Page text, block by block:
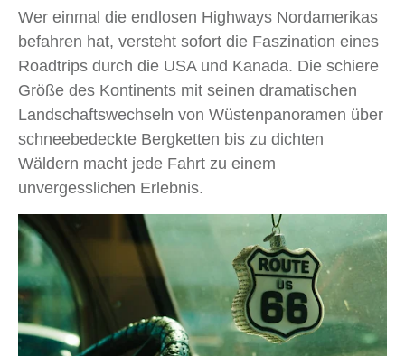
Wer einmal die endlosen Highways Nordamerikas
befahren hat, versteht sofort die Faszination eines
Roadtrips durch die USA und Kanada. Die schiere
Größe des Kontinents mit seinen dramatischen
Landschaftswechseln von Wüstenpanoramen über
schneebedeckte Bergketten bis zu dichten
Wäldern macht jede Fahrt zu einem
unvergesslichen Erlebnis.